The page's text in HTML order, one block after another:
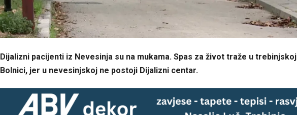
Dijalizni pacijenti iz Nevesinja su na mukama. Spas za život traže u trebinjskoj
Bolnici, jer u nevesinjskoj ne postoji Dijalizni centar.